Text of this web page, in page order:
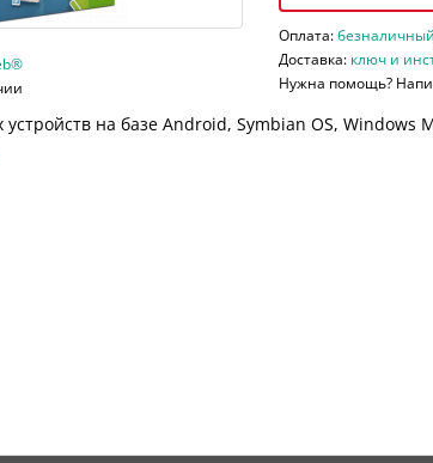
Оплата:
Доставка: ключ и
Нужна помощь?
на базе Android, Symbian OS, Windows